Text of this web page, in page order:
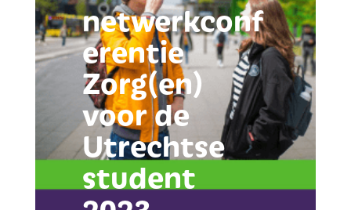
netwerkconf
erentie
Zorg(en)
voor de
Utrechtse
student